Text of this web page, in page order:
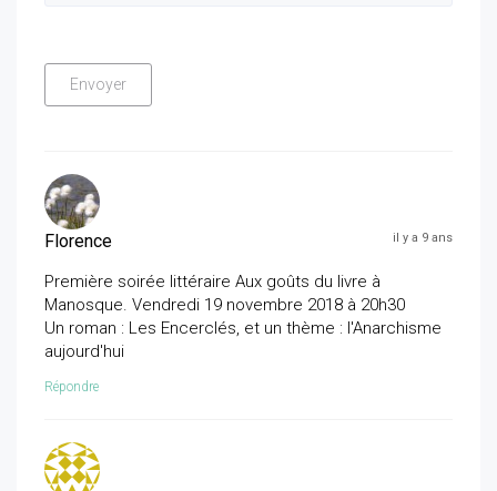
Florence il y a 9 ans
Première soirée littéraire Aux goûts du livre à
Manosque. Vendredi 19 novembre 2018 à 20h30
Un roman : Les Encerclés, et un thème : l'Anarchisme
aujourd'hui
Répondre